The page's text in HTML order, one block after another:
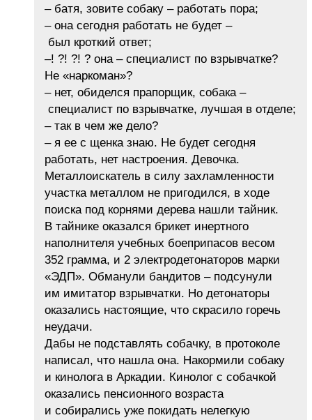
– батя, зовите собаку – работать пора;
– она сегодня работать не будет –
был кроткий ответ;
–! ?! ?! ? она – специалист по взрывчатке?
Не «наркоман»?
– нет, обиделся прапорщик, собака –
специалист по взрывчатке, лучшая в отделе;
– так в чем же дело?
– я ее с щенка знаю. Не будет сегодня
работать, нет настроения. Девочка.
Металлоискатель в силу захламленности
участка металлом не пригодился, в ходе
поиска под корнями дерева нашли тайник.
В тайнике оказался брикет инертного
наполнителя учебных боеприпасов весом
352 грамма, и 2 электродетонаторов марки
«ЭДП». Обманули бандитов – подсунули
им имитатор взрывчатки. Но детонаторы
оказались настоящие, что скрасило горечь
неудачи.
Дабы не подставлять собачку, в протоколе
написал, что нашла она. Накормили собаку
и кинолога в Аркадии. Кинолог с собачкой
оказались пенсионного возраста
и собирались уже покидать нелегкую